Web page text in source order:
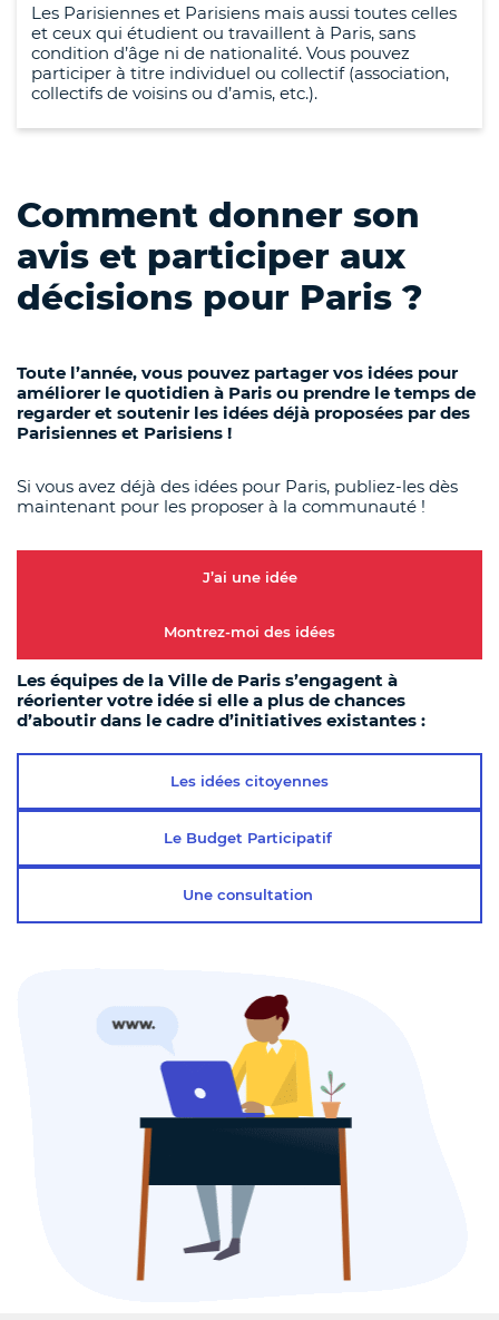
Les Parisiennes et Parisiens mais aussi toutes celles
et ceux qui étudient ou travaillent à Paris, sans
condition d’âge ni de nationalité. Vous pouvez
participer à titre individuel ou collectif (association,
collectifs de voisins ou d’amis, etc.).
Comment donner son
avis et participer aux
décisions pour Paris ?
Toute l’année, vous pouvez partager vos idées pour
améliorer le quotidien à Paris ou prendre le temps de
regarder et soutenir les idées déjà proposées par des
Parisiennes et Parisiens !
Si vous avez déjà des idées pour Paris, publiez-les dès
maintenant pour les proposer à la communauté !
J’ai une idée
Montrez-moi des idées
Les équipes de la Ville de Paris s’engagent à
réorienter votre idée si elle a plus de chances
d’aboutir dans le cadre d’initiatives existantes :
Les idées citoyennes
Le Budget Participatif
Une consultation